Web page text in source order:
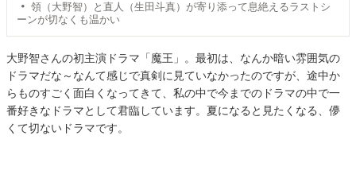
領（大野智）と直人（生田斗真）が寄り添って息絶えるラストシ
ーンが切なくも温かい
大野智さんの初主演ドラマ「魔王」。最初は、なんか暗い雰囲気の
ドラマだな～なんて感じで真剣に見ていなかったのですが、途中か
らものすごく面白くなってきて、私の中で今までのドラマの中で一
番好きなドラマとして君臨しています。夏になると見たくなる、儚
くて切ないドラマです。